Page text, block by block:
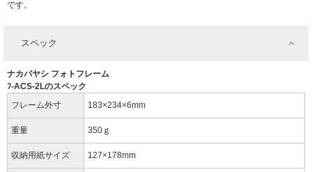
です。
スペック
ナカバヤシ フォトフレーム
ﾌ-ACS-2Lのスペック
フレーム外寸
183×234×6mm
重量 350ｇ
収納用紙サイズ 127×178mm